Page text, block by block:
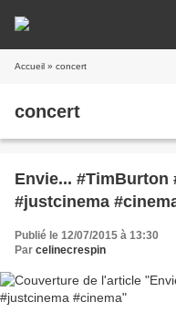
Accueil » concert
concert
Envie... #TimBurton
#justcinema
Publié le 12/07/2015 à 13:30
Par celinecrespin